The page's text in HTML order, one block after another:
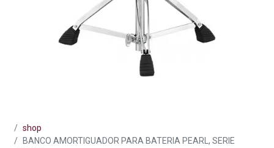
shop
BANCO AMORTIGUADOR PARA BATERIA PEARL, SERIE